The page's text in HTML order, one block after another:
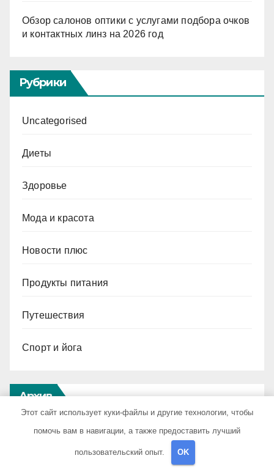
Обзор салонов оптики с услугами подбора очков
и контактных линз на 2026 год
Рубрики
Uncategorised
Диеты
Здоровье
Мода и красота
Новости плюс
Продукты питания
Путешествия
Спорт и йога
Архив
Август 2026
Этот сайт использует куки-файлы и другие технологии, чтобы
помочь вам в навигации, а также предоставить лучший
пользовательский опыт. OK